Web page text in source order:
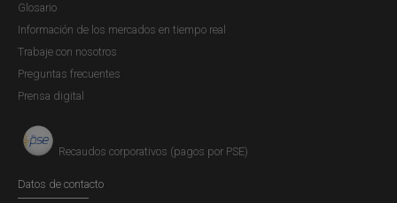
Descargar
Anexo estadìstico
Si desea buscar otra publicación o requiere realizar filtros
Glosario
Información de los mercados en tiempo real
Trabaje con nosotros
Preguntas frecuentes
Prensa digital
Recaudos corporativos (pagos por PSE)
Datos de contacto